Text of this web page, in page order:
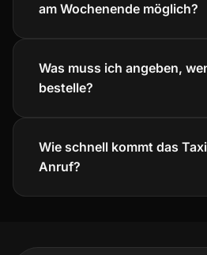
am Wochenende möglich?
Was muss ich angeben,
bestelle?
Wie schnell kommt das
Anruf?